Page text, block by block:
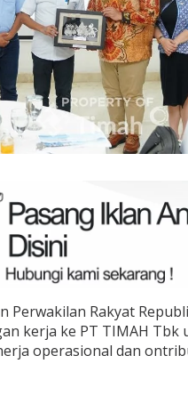
Perwakilan Rakyat
kerja ke PT TIMAH
operasional dan